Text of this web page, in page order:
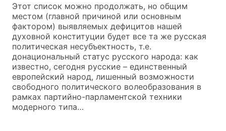
Этот список можно продолжать, но общим
местом (главной причиной или основным
фактором) выявляемых дефицитов нашей
духовной конституции будет все та же русская
политическая несубъектность, т.е.
донациональный статус русского народа: как
известно, сегодня русские – единственный
европейский народ, лишенный возможности
свободного политического волеобразования в
рамках партийно-парламентской техники
модерного типа…